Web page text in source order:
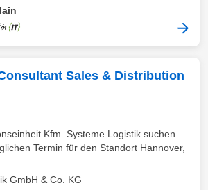
Sales & Distribution
Kfm. Systeme Logistik suchen
Termin für den Standort Hannover,
GmbH & Co. KG